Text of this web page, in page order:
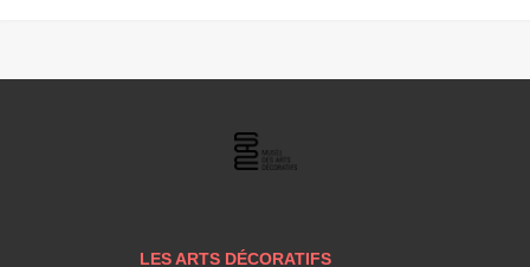
ARTS
LES ARTS DÉCORATIFS